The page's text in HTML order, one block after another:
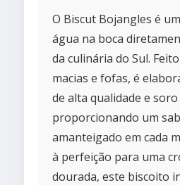
O Biscut Bojangles é
água na boca
da culinária do Sul.
macias e fofas, é
de alta qualidade e
proporcionando um
amanteigado em cada
à perfeição para uma
dourada, este biscoito